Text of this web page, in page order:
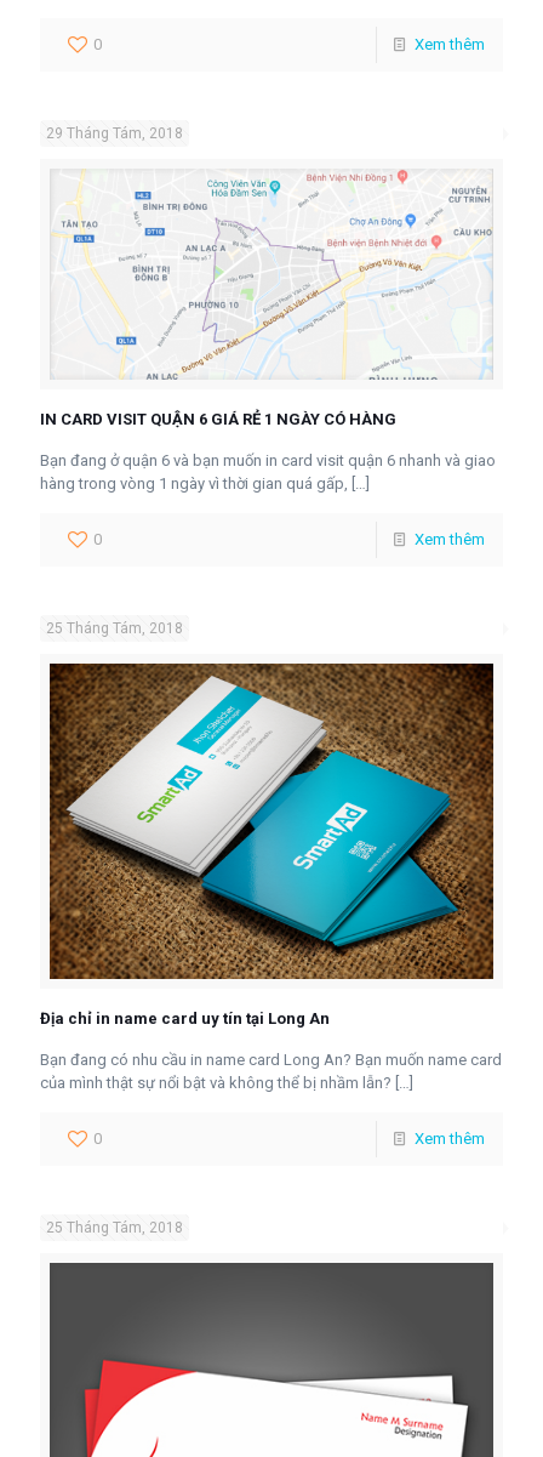
0 Xem thêm
29 Tháng Tám, 2018
IN CARD VISIT QUẬN 6 GIÁ RẺ 1 NGÀY CÓ HÀNG
Bạn đang ở quận 6 và bạn muốn in card visit quận 6 nhanh và giao
hàng trong vòng 1 ngày vì thời gian quá gấp, […]
0 Xem thêm
25 Tháng Tám, 2018
Địa chỉ in name card uy tín tại Long An
Bạn đang có nhu cầu in name card Long An? Bạn muốn name card
của mình thật sự nổi bật và không thể bị nhầm lẫn? […]
0 Xem thêm
25 Tháng Tám, 2018